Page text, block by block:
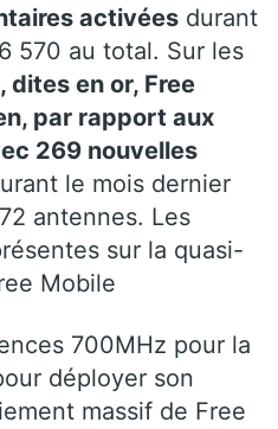
activées durant
570 au total. Sur les
dites en or, Free
par rapport aux
269 nouvelles
le mois dernier
antennes. Les
sur la quasi-
Mobile
700MHz pour la
déployer son
massif de Free